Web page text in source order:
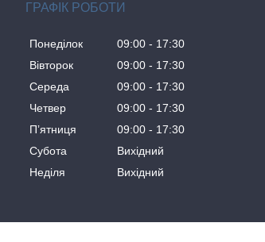
ГРАФІК РОБОТИ
Понеділок 09:00
17:30
Вівторок
09:00
17:30
Середа
09:00
17:30
Четвер
09:00
17:30
Пʼятниця
09:00
17:30
Субота
Вихідний
Неділя
Вихідний